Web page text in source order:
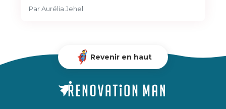
Par Aurélia Jehel
Revenir en haut